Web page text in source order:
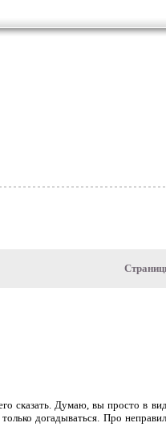
сказать. Думаю, вы просто в
догадываться. Про